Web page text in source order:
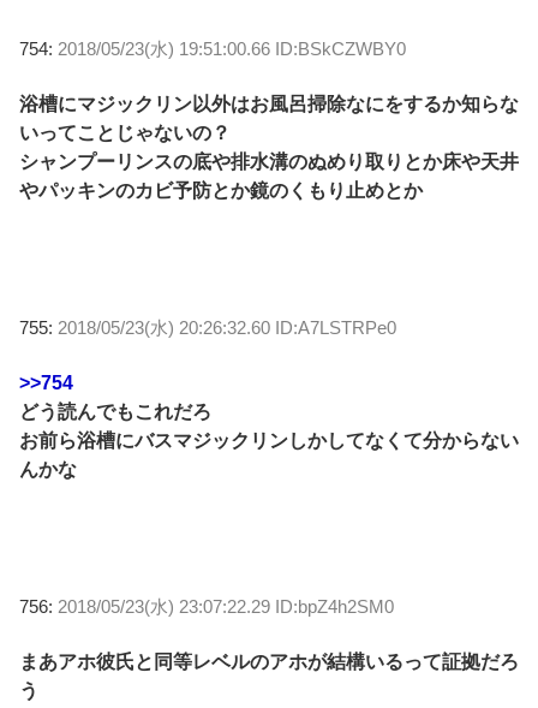
754: 2018/05/23(水) 19:51:00.66 ID:BSkCZWBY0
浴槽にマジックリン以外はお風呂掃除なにをするか知らな
いってことじゃないの？
シャンプーリンスの底や排水溝のぬめり取りとか床や天井
やパッキンのカビ予防とか鏡のくもり止めとか
755: 2018/05/23(水) 20:26:32.60 ID:A7LSTRPe0
>>754
どう読んでもこれだろ
お前ら浴槽にバスマジックリンしかしてなくて分からない
んかな
756: 2018/05/23(水) 23:07:22.29 ID:bpZ4h2SM0
まあアホ彼氏と同等レベルのアホが結構いるって証拠だろ
う